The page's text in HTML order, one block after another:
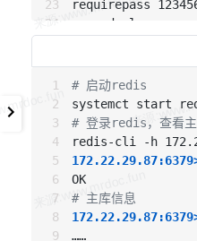
requirepass
appendonly yes
# 配置从redis
bind 172.22.29.88
protected-mode
port 6379
pidfile /
loglevel notice
logfile / var/log/
# 启动redis
# 登录redis，查看主
# 主库信息